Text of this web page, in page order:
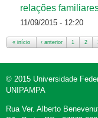
relações
11/09/2015 - 12:20
« início ‹ anterior 1 2
© 2015 Universidade
UNIPAMPA
Rua Ver. Alberto